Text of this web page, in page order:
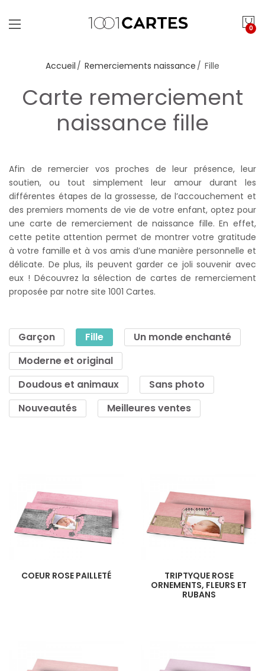
0
Accueil Remerciements naissance Fille
Carte remerciement
naissance fille
Afin de remercier vos proches de leur présence, leur
soutien, ou tout simplement leur amour durant les
différentes étapes de la grossesse, de l’accouchement et
des premiers moments de vie de votre enfant, optez pour
une carte de remerciement de naissance fille. En effet,
cette petite attention permet de montrer votre gratitude
à votre famille et à vos amis d’une manière personnelle et
délicate. De plus, ils peuvent garder ce joli souvenir avec
eux ! Découvrez la sélection de cartes de remerciement
proposée par notre site 1001 Cartes.
Garçon Fille
Un monde enchanté
Moderne et original
Doudous et animaux
Sans photo
Nouveautés
Meilleures ventes
COEUR ROSE PAILLETÉ
TRIPTYQUE ROSE
ORNEMENTS, FLEURS ET
RUBANS